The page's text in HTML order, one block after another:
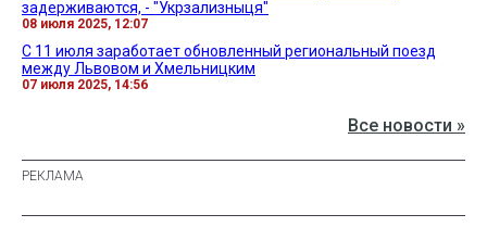
задерживаются, - "Укрзализныця"
08 июля 2025, 12:07
С 11 июля заработает обновленный региональный поезд
между Львовом и Хмельницким
07 июля 2025, 14:56
Все новости »